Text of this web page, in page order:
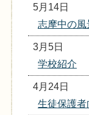
5月14日
志摩中の風
3月5日
学校紹介
4月24日
生徒保護者